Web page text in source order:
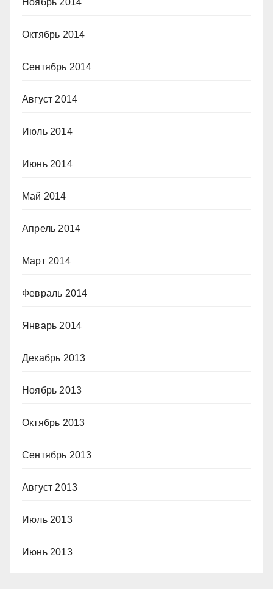
Ноябрь 2014
Октябрь 2014
Сентябрь 2014
Август 2014
Июль 2014
Июнь 2014
Май 2014
Апрель 2014
Март 2014
Февраль 2014
Январь 2014
Декабрь 2013
Ноябрь 2013
Октябрь 2013
Сентябрь 2013
Август 2013
Июль 2013
Июнь 2013